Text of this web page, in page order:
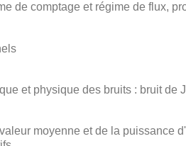
de comptage et régime de flux,
et physique des bruits : bruit de
moyenne et de la puissance